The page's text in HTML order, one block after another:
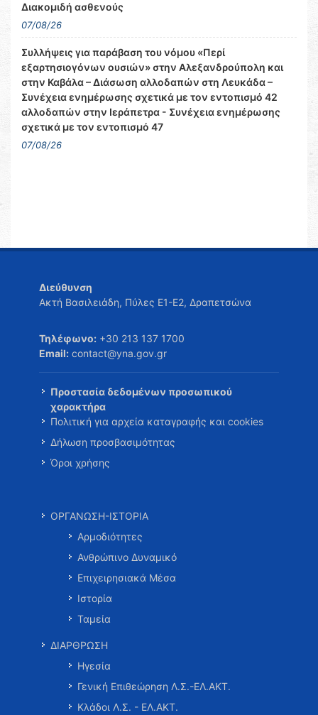
Διακομιδή ασθενούς
07/08/26
Συλλήψεις για παράβαση του νόμου «Περί
εξαρτησιογόνων ουσιών» στην Αλεξανδρούπολη και
στην Καβάλα – Διάσωση αλλοδαπών στη Λευκάδα –
Συνέχεια ενημέρωσης σχετικά με τον εντοπισμό 42
αλλοδαπών στην Ιεράπετρα - Συνέχεια ενημέρωσης
σχετικά με τον εντοπισμό 47
07/08/26
Διεύθυνση
Ακτή Βασιλειάδη, Πύλες Ε1-Ε2, Δραπετσώνα
Τηλέφωνο: +30 213 137 1700
Email: contact@yna.gov.gr
Προστασία δεδομένων προσωπικού
χαρακτήρα
Πολιτική για αρχεία καταγραφής και cookies
Δήλωση προσβασιμότητας
Όροι χρήσης
ΟΡΓΑΝΩΣΗ-ΙΣΤΟΡΙΑ
Αρμοδιότητες
Ανθρώπινο Δυναμικό
Επιχειρησιακά Μέσα
Ιστορία
Ταμεία
ΔΙΑΡΘΡΩΣΗ
Ηγεσία
Γενική Επιθεώρηση Λ.Σ.-ΕΛ.ΑΚΤ.
Κλάδοι Λ.Σ. - ΕΛ.ΑΚΤ.